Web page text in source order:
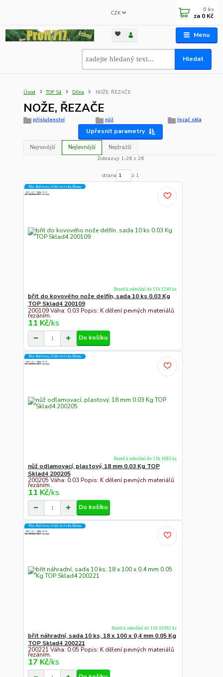
Menu
CZK
Hledat
0 ks
za 0 Kč
Úvod TOP S4 Dílna NOŽE, ŘEZAČE
NOŽE, ŘEZAČE
příslušenství nůž řezač skla
Upřesnit parametry
Nejnovější Nejlevnější
Nejdražší
Zobrazuji 1-26 z 26
strana z 1
Na Adresu,Výd.místo,Boxu
břit do kovového nože delfín, sada 10 ks 0.03 Kg
TOP Sklad4 200109
200109 Váha: 0.03 Popis: K dělení pevných materiálů
řezáním.
11 Kč/ks
Ihned k odeslání do 11h 1240 ks
Do košíku
Na Adresu,Výd.místo,Boxu
nůž odlamovací, plastový, 18 mm 0.03 Kg TOP
Sklad4 200205
200205 Váha: 0.03 Popis: K dělení pevných materiálů
řezáním..
11 Kč/ks
Ihned k odeslání do 11h 1683 ks
Do košíku
Na Adresu,Výd.místo,Boxu
břit náhradní, sada 10 ks, 18 x 100 x 0,4 mm 0.05 Kg
TOP Sklad4 200221
200221 Váha: 0.05 Popis: K dělení pevných materiálů
řezáním.
17 Kč/ks
Ihned k odeslání do 11h 10392 ks